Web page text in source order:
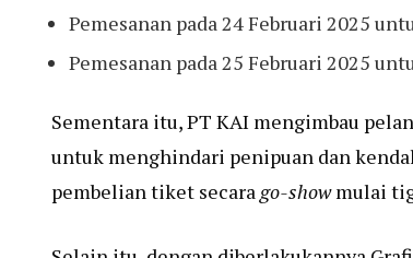
Pemesanan pada 24 Februari 2025
Pemesanan pada 25 Februari 2025
Sementara itu, PT KAI mengimbau
untuk menghindari penipuan dan
pembelian tiket secarago-showmulai